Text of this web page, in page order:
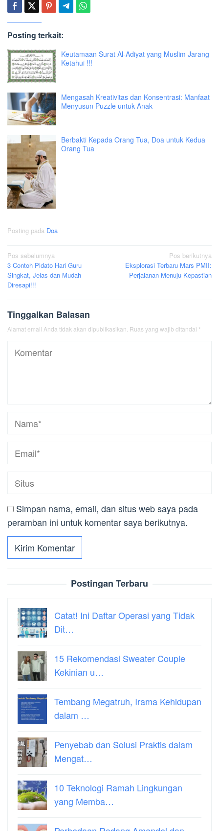
Posting terkait:
Keutamaan Surat Al-Adiyat yang Muslim Jarang
Ketahui !!!
Mengasah Kreativitas dan Konsentrasi: Manfaat
Menyusun Puzzle untuk Anak
Berbakti Kepada Orang Tua, Doa untuk Kedua
Orang Tua
Posting pada Doa
Navigasi
pos
Pos sebelumnya
3 Contoh Pidato Hari Guru
Singkat, Jelas dan Mudah
Diresapi!!!
Pos berikutnya
Eksplorasi Terbaru Mars PMII:
Perjalanan Menuju Kepastian
Tinggalkan Balasan
Alamat email Anda tidak akan dipublikasikan. Ruas yang wajib ditandai *
Simpan nama, email, dan situs web saya pada
peramban ini untuk komentar saya berikutnya.
Postingan Terbaru
Catat! Ini Daftar Operasi yang Tidak
Dit…
15 Rekomendasi Sweater Couple
Kekinian u…
Tembang Megatruh, Irama Kehidupan
dalam …
Penyebab dan Solusi Praktis dalam
Mengat…
10 Teknologi Ramah Lingkungan
yang Memba…